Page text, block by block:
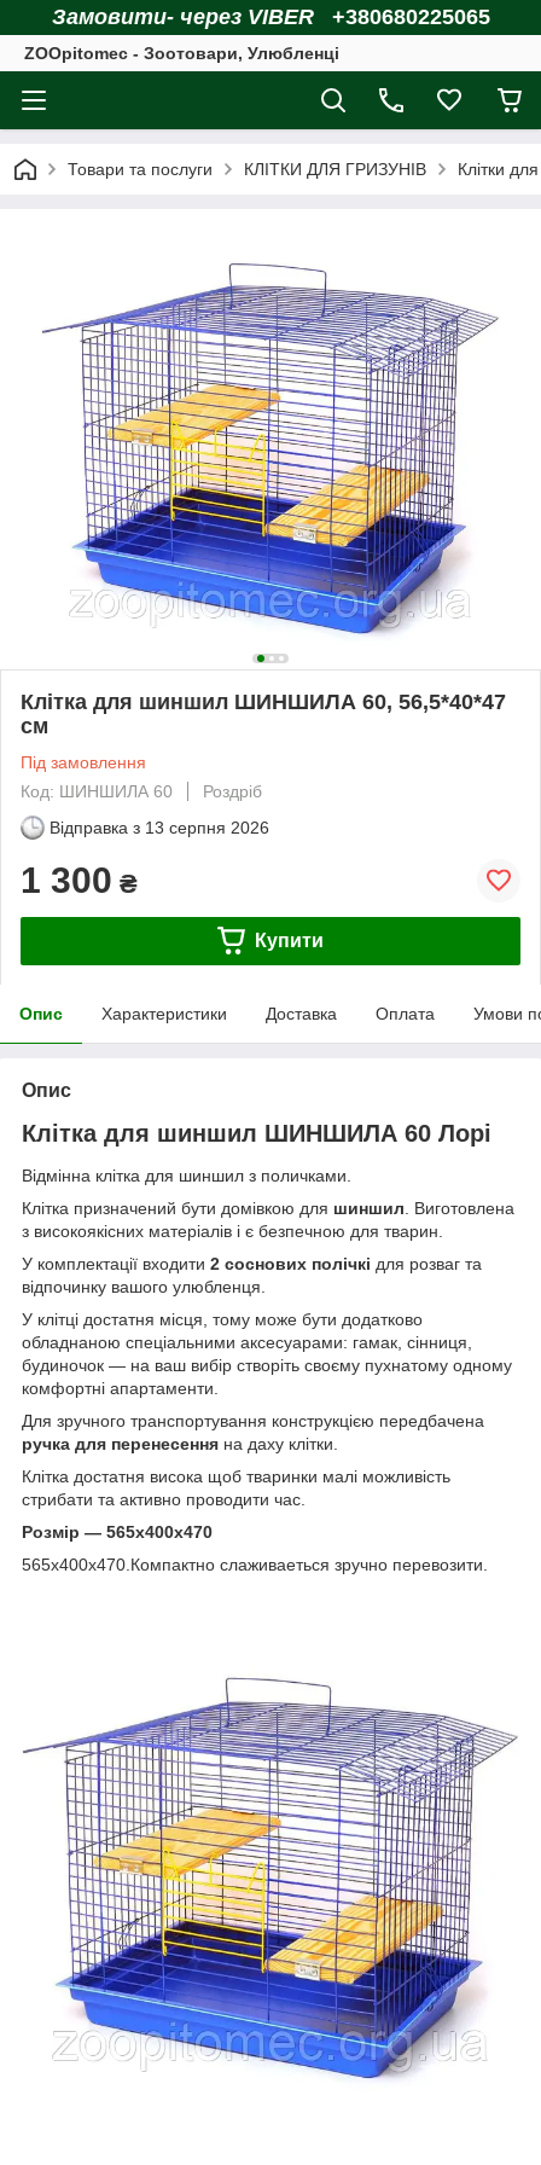
Замовити- через VIBER +380680225065
ZOOpitomec - Зоотовари, Улюбленці
Товари та послуги КЛІТКИ ДЛЯ ГРИЗУНІВ Клітки
Клітка для шиншил ШИНШИЛА 60, 56,5*40*47
см
Під замовлення
Код: ШИНШИЛА 60
Роздріб
Відправка з 13 серпня 2026
1 300 ₴
Купити
Опис Характеристики Доставка Оплата Умови
Опис
Клітка для шиншил ШИНШИЛА 60 Лорі
Відмінна клітка для шиншил з поличками.
Клітка призначений бути домівкою для шиншил. Виготовлена
з високоякісних матеріалів і є безпечною для тварин.
У комплектації входити 2 соснових полічкі для розваг та
відпочинку вашого улюбленця.
У клітці достатня місця, тому може бути додатково
обладнаною спеціальними аксесуарами: гамак, сінниця,
будиночок — на ваш вибір створіть своєму пухнатому одному
комфортні апартаменти.
Для зручного транспортування конструкцією передбачена
ручка для перенесення на даху клітки.
Клітка достатня висока щоб тваринки малі можливість
стрибати та активно проводити час.
Розмір — 565х400х470
565х400х470.Компактно слаживаеться зручно перевозити.